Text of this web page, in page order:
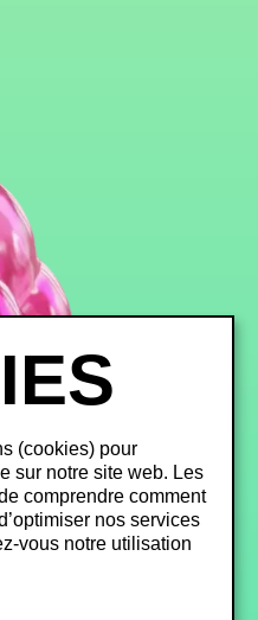
(cookies) pour
sur notre site web. Les
comprendre comment
nos services
vous notre utilisation